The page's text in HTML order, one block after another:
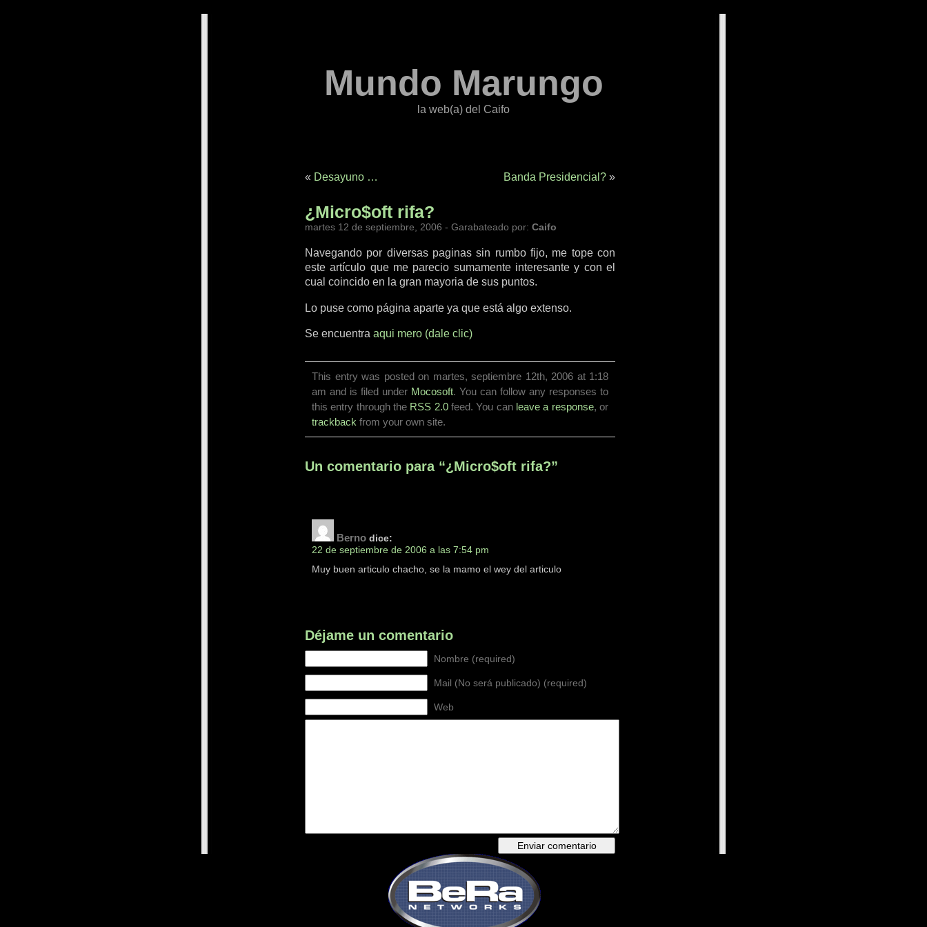
Mundo Marungo
la web(a) del Caifo
« Desayuno … Banda Presidencial? »
¿Micro$oft rifa?
martes 12 de septiembre, 2006 - Garabateado por: Caifo
Navegando por diversas paginas sin rumbo fijo, me tope con
este artículo que me parecio sumamente interesante y con el
cual coincido en la gran mayoria de sus puntos.
Lo puse como página aparte ya que está algo extenso.
Se encuentra aqui mero (dale clic)
This entry was posted on martes, septiembre 12th, 2006 at 1:18
am and is filed under Mocosoft. You can follow any responses to
this entry through the RSS 2.0feed. You can leave a response, or
trackback from your own site.
Un comentario para “¿Micro$oft rifa?”
Berno dice:
22 de septiembre de 2006 a las 7:54 pm
Muy buen articulo chacho, se la mamo el wey del articulo
Déjame un comentario
Nombre (required)
Mail (No será publicado) (required)
Web